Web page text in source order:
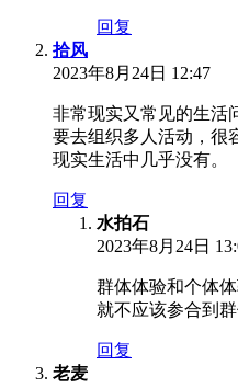
回复
拾风
2023年8月24日 12:47
非常现实又常见的生活
要去组织多人活动，很
现实生活中几乎没有。
回复
水拍石
2023年8月24日
群体体验和个体
就不应该参合到群
回复
老麦